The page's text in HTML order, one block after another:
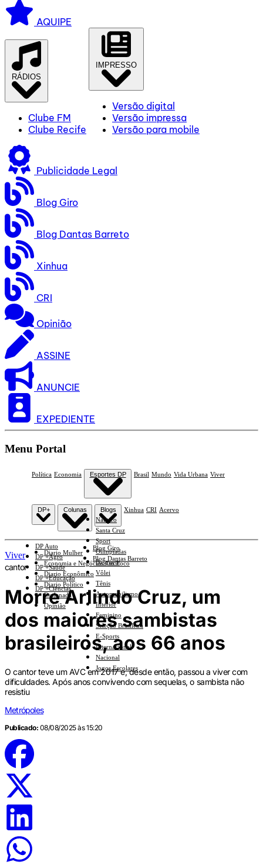
AQUIPE
RÁDIOS
Clube FM
Clube Recife
IMPRESSO
Versão digital
Versão impressa
Versão para mobile
Publicidade Legal
Blog Giro
Blog Dantas Barreto
Xinhua
CRI
Opinião
ASSINE
ANUNCIE
EXPEDIENTE
Menu Portal
Política Economia Esportes DP
Náutico
Santa Cruz
Sport
Olimpíadas
Basquete
Vôlei
Tênis
Automobilismo
Interior
Feminino
Seleção Brasileira
E-Sports
Internacional
Nacional
Jogos Escolares
Brasil Mundo Vida Urbana Viver
DP+
DP Auto
DP +Agro
DP +Saúde
DP +Educação
DP +Ciências
Colunas
Diario Mulher
Economia e Negócios Em Foco
Diario Econômico
Diario Político
Esplanada
Opinião
Blogs
Blog Giro
Blog Dantas Barreto
Xinhua CRI Acervo
Viver
cantor
Morre Arlindo Cruz, um
dos maiores sambistas
brasileiros, aos 66 anos
O cantor teve um AVC em 2017 e, desde então, passou a viver com
dificuldades. Após anos convivendo com sequelas, o sambista não
resistiu
Metrópoles
Publicado: 08/08/2025 às 15:20